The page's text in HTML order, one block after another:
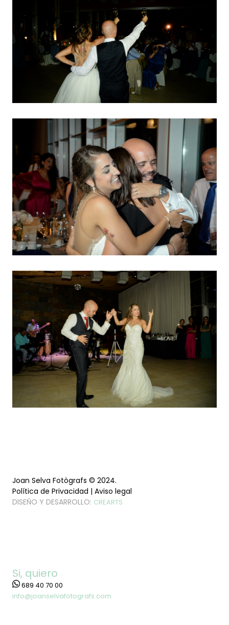
Joan Selva Fotògrafs © 2024.
Política de Privacidad | Aviso legal
DISEÑO Y DESARROLLO: CREARTS
Si, quiero
689 40 70 00
info@joanselvafotografs.com